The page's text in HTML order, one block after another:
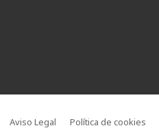
Aviso Legal Política de cookies